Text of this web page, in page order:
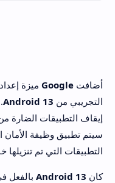
أضافت Google ميزة
التجريبي من Android 13
إيقاف التطبيقات الضارة
سيتم تطبيق وظيفة
التطبيقات التي تم تنزيلها
كان Android 13 بالفعل